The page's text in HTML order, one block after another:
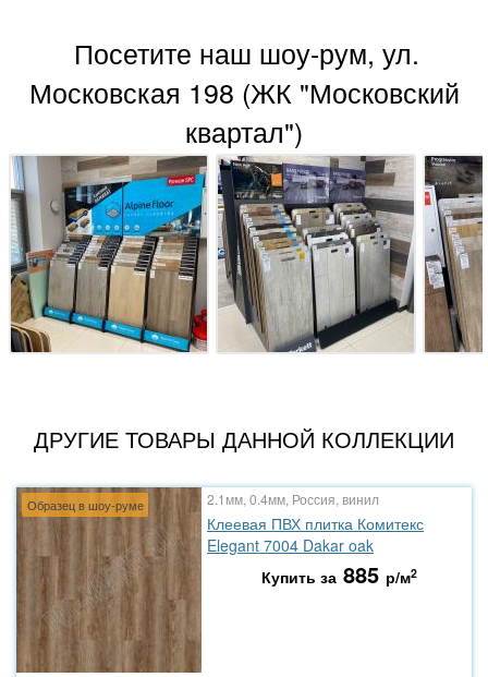
Посетите наш шоу-рум, ул.
Московская 198 (ЖК "Московский
квартал")
ДРУГИЕ ТОВАРЫ ДАННОЙ КОЛЛЕКЦИИ
Образец в шоу-руме 2.1мм, 0.4мм, Россия, винил
Клеевая ПВХ плитка Комитекс
Elegant 7004 Dakar oak
Купить за 885 р/м2